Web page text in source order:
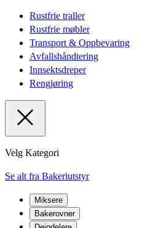
Rustfrie traller
Rustfrie møbler
Transport & Oppbevaring
Avfallshåndtering
Innsektsdreper
Rengjøring
Velg Kategori
Se alt fra Bakeriutstyr
Miksere
Bakerovner